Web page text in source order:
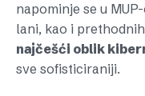
napominje se u
lani, kao i
najčešći oblik
sve sofisticiraniji.